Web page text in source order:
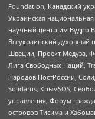
Foundation, Канадский
Украинская
научный центр им Вудро
Всеукраинский духовный
Швеции, Проект Медуза,
Лига Свободных Наций,
Народов ПостРоссии,
Solidarus, КрымSOS,
управления, Форум
островов Тисима и